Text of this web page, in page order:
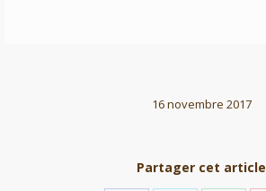
16 novembre 2017
Partager cet article